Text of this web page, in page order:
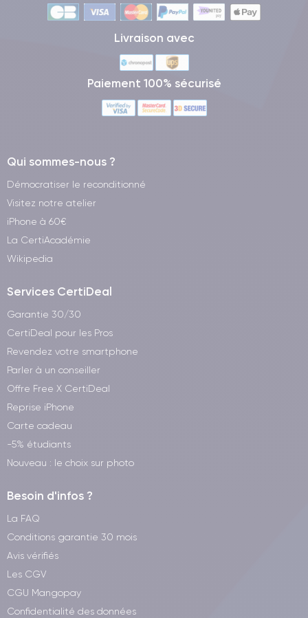
Livraison avec
Paiement 100% sécurisé
Qui sommes-nous ?
Démocratiser le reconditionné
Visitez notre atelier
iPhone à 60€
La CertiAcadémie
Wikipedia
Services CertiDeal
Garantie 30/30
CertiDeal pour les Pros
Revendez votre smartphone
Parler à un conseiller
Offre Free X CertiDeal
Reprise iPhone
Carte cadeau
-5% étudiants
Nouveau : le choix sur photo
Besoin d'infos ?
La FAQ
Conditions garantie 30 mois
Avis vérifiés
Les CGV
CGU Mangopay
Confidentialité des données